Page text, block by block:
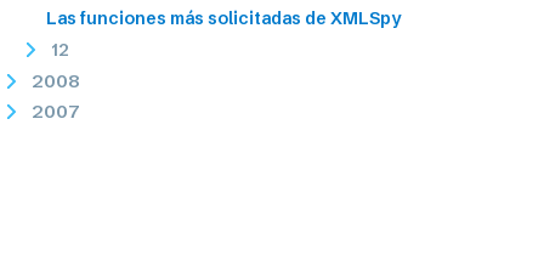
Las funciones más solicitadas de XMLSpy
12
2008
2007